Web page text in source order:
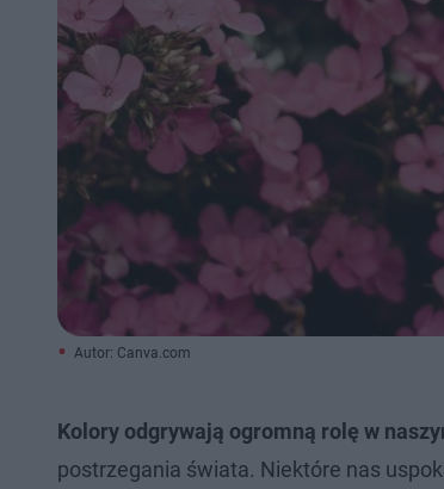
Autor: Canva.com
Kolory odgrywają ogromną rolę w
postrzegania świata. Niektóre nas